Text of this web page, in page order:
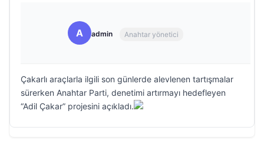
A admin Anahtar yönetici
Çakarlı araçlarla ilgili son günlerde alevlenen tartışmalar
sürerken Anahtar Parti, denetimi artırmayı hedefleyen
“Adil Çakar” projesini açıkladı.